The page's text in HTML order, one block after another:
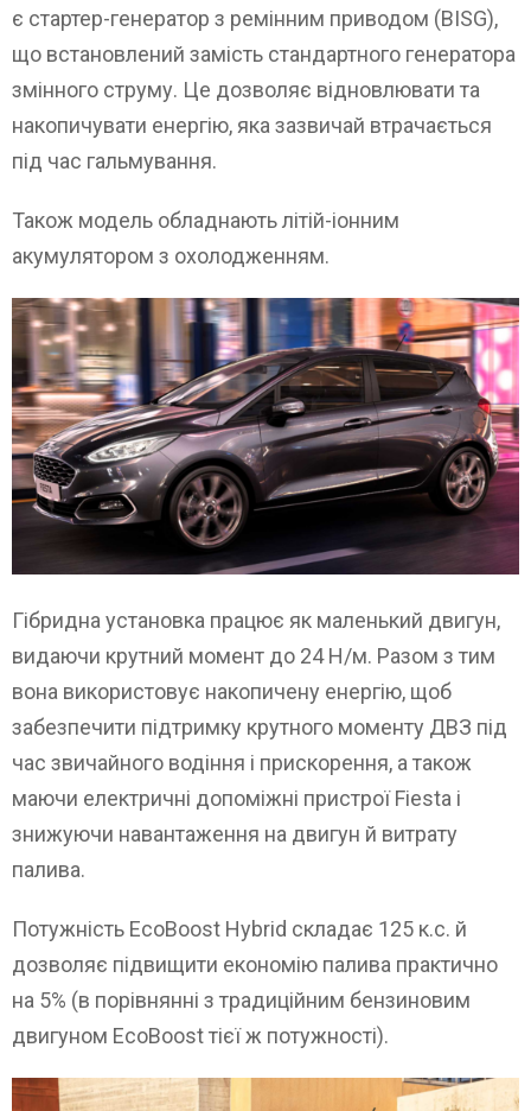
є стартер-генератор з ремінним приводом (BISG),
що встановлений замість стандартного генератора
змінного струму. Це дозволяє відновлювати та
накопичувати енергію, яка зазвичай втрачається
під час гальмування.
Також модель обладнають літій-іонним
акумулятором з охолодженням.
Гібридна установка працює як маленький двигун,
видаючи крутний момент до 24 Н/м. Разом з тим
вона використовує накопичену енергію, щоб
забезпечити підтримку крутного моменту ДВЗ під
час звичайного водіння і прискорення, а також
маючи електричні допоміжні пристрої Fiesta і
знижуючи навантаження на двигун й витрату
палива.
Потужність EcoBoost Hybrid складає 125 к.с. й
дозволяє підвищити економію палива практично
на 5% (в порівнянні з традиційним бензиновим
двигуном EcoBoost тієї ж потужності).